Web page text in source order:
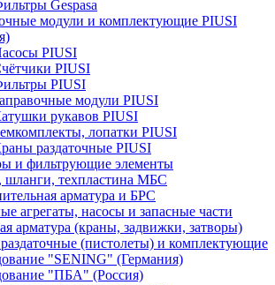
Gespasa
модули и комплектующие PIUSI
PIUSI
PIUSI
PIUSI
модули PIUSI
рукавов PIUSI
лопатки PIUSI
раздаточные PIUSI
и фильтрующие элементы
шланги, техпластина МБС
арматура и БРС
агрегаты, насосы и запасные части
арматура (краны, задвижки, затворы)
(пистолеты) и комплектующие
"SENING" (Германия)
"ПБА" (Россия)